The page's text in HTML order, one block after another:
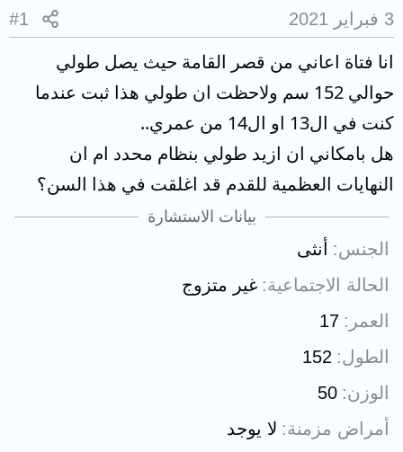
3 فبراير 2021 #1
انا فتاة اعاني من قصر القامة حيث يصل طولي
حوالي 152 سم ولاحظت ان طولي هذا ثبت عندما
كنت في ال13 او ال14 من عمري..
هل بامكاني ان ازيد طولي بنظام محدد ام ان
النهايات العظمية للقدم قد اغلقت في هذا السن؟
بيانات الاستشارة
الجنس
أنثى
الحالة الاجتماعية غير متزوج
العمر
17
الطول 152
الوزن 50
أمراض مزمنة لا يوجد